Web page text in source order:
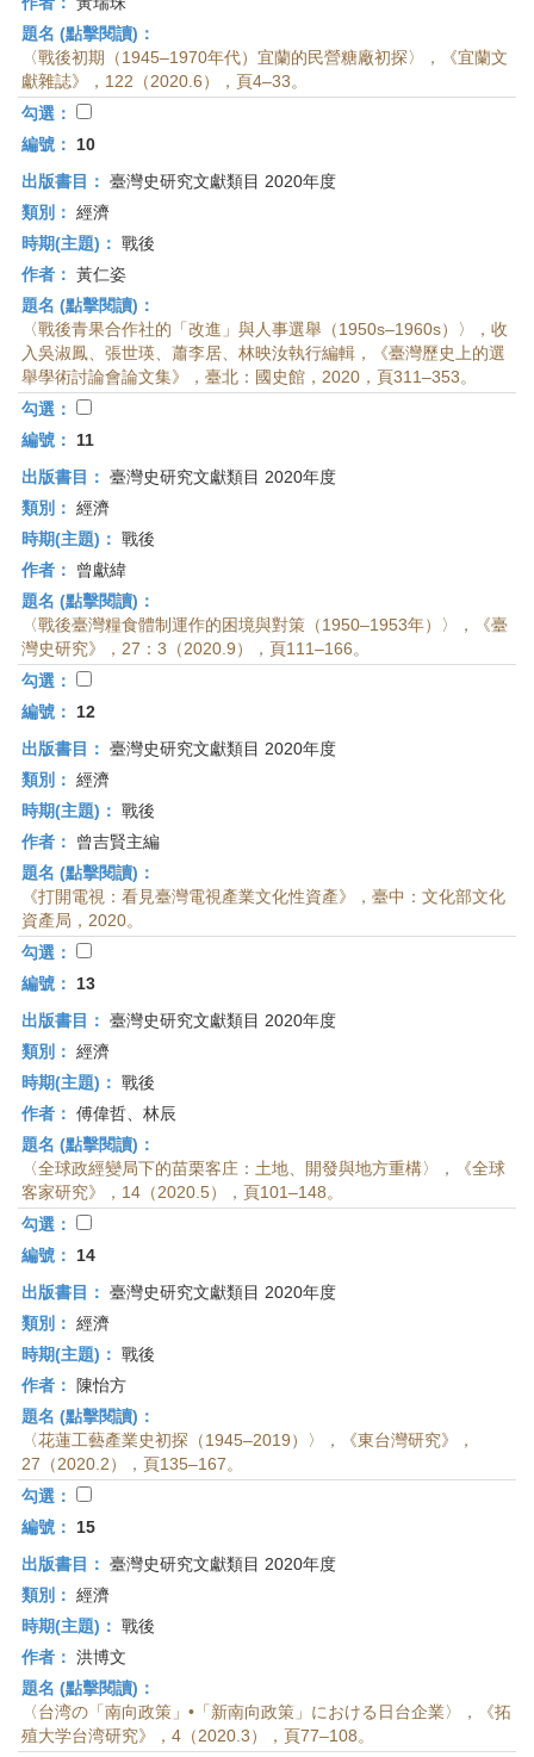
題名 (點擊閱讀)：
〈戰後初期（1945–1970年代）宜蘭的民營糖廠初探〉，《宜蘭文
獻雜誌》，122（2020.6），頁4–33。
勾選：
編號：
10
出版書目： 臺灣史研究文獻類目 2020年度
類別： 經濟
時期(主題)： 戰後
作者： 黃仁姿
題名 (點擊閱讀)：
〈戰後青果合作社的「改進」與人事選舉（1950s–1960s）〉，收
入吳淑鳳、張世瑛、蕭李居、林映汝執行編輯，《臺灣歷史上的選
舉學術討論會論文集》，臺北：國史館，2020，頁311–353。
勾選：
編號：
11
出版書目： 臺灣史研究文獻類目 2020年度
類別： 經濟
時期(主題)： 戰後
作者：
曾獻緯
題名 (點擊閱讀)：
〈戰後臺灣糧食體制運作的困境與對策（1950–1953年）〉，《臺
灣史研究》，27：3（2020.9），頁111–166。
勾選：
編號：
12
出版書目： 臺灣史研究文獻類目 2020年度
類別： 經濟
時期(主題)： 戰後
作者：
曾吉賢主編
題名 (點擊閱讀)：
《打開電視：看見臺灣電視產業文化性資產》，臺中：文化部文化
資產局，2020。
勾選：
編號：
13
出版書目： 臺灣史研究文獻類目 2020年度
類別： 經濟
時期(主題)： 戰後
作者： 傅偉哲、林辰
題名 (點擊閱讀)：
〈全球政經變局下的苗栗客庄：土地、開發與地方重構〉，《全球
客家研究》，14（2020.5），頁101–148。
勾選：
編號：
14
出版書目： 臺灣史研究文獻類目 2020年度
類別： 經濟
時期(主題)： 戰後
作者：
陳怡方
題名 (點擊閱讀)：
〈花蓮工藝產業史初探（1945–2019）〉，《東台灣研究》，
27（2020.2），頁135–167。
勾選：
編號：
15
出版書目： 臺灣史研究文獻類目 2020年度
類別： 經濟
時期(主題)： 戰後
作者： 洪博文
題名 (點擊閱讀)：
〈台湾の「南向政策」•「新南向政策」における日台企業〉，《拓
殖大学台湾研究》，4（2020.3），頁77–108。